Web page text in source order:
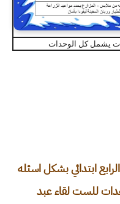
ابتدائي بشكل اسئله
لكل الوحدات للست لقاء عبد